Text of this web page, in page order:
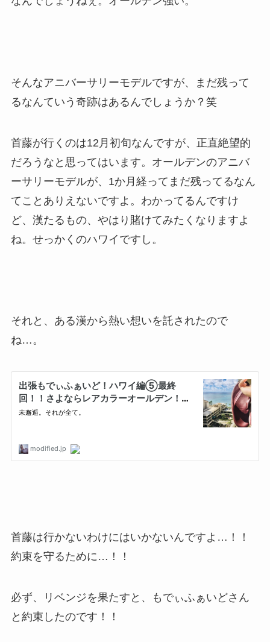
そんなアニバーサリーモデルですが、まだ残って
るなんていう奇跡はあるんでしょうか？笑
首藤が行くのは12月初旬なんですが、正直絶望的
だろうなと思ってはいます。オールデンのアニバ
ーサリーモデルが、1か月経ってまだ残ってるなん
てことありえないですよ。わかってるんですけ
ど、漢たるもの、やはり賭けてみたくなりますよ
ね。せっかくのハワイですし。
それと、ある漢から熱い想いを託されたので
ね…。
首藤は行かないわけにはいかないんですよ…！！
約束を守るために…！！
必ず、リベンジを果たすと、もでぃふぁいどさん
と約束したのです！！